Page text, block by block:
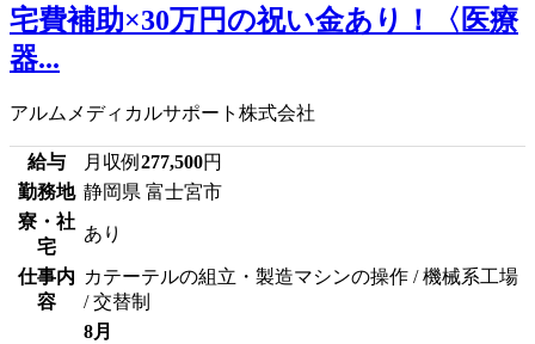
宅費補助×30万円の祝い金あり！〈医療
器...
アルムメディカルサポート株式会社
給与 月収例 277,500円
勤務地 静岡県 富士宮市
寮・社
宅
あり
仕事内
容
カテーテルの組立・製造マシンの操作 / 機械系工場
/ 交替制
8月